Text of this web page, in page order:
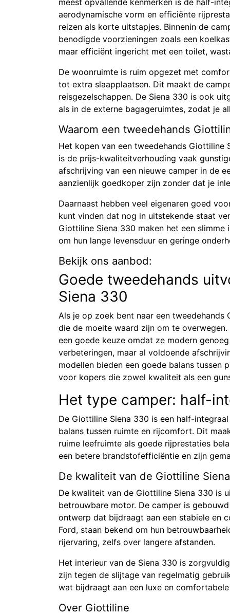
meest opvallende kenmerken is de half-
aerodynamische vorm en efficiënte
reizen als korte uitstapjes. Binnenin de
benodigde voorzieningen zoals een
maar efficiënt ingericht met een toilet,
De woonruimte is ruim opgezet met
tot extra slaapplaatsen. Dit maakt de
reisgezelschappen. De Siena 330 is ook
als in de externe bagageruimtes, zodat je
Waarom een tweedehands
Het kopen van een tweedehands Giottiline
is de prijs-kwaliteitverhouding vaak
afschrijving van een nieuwe camper in de
aanzienlijk goedkoper zijn zonder dat je
Daarnaast hebben veel eigenaren goed
kunt vinden dat nog in uitstekende staat
Giottiline Siena 330 maken het een
om hun lange levensduur en geringe
Bekijk ons aanbod:
Goede tweedehands
Siena 330
Als je op zoek bent naar een
die de moeite waard zijn om te
een goede keuze omdat ze modern
verbeteringen, maar al voldoende
modellen bieden een goede balans
voor kopers die zowel kwaliteit als een
Het type camper: half-
De Giottiline Siena 330 is een half-
balans tussen ruimte en rijcomfort. Dit
ruime leefruimte als goede rijprestaties
een betere brandstofefficiëntie en zijn
De kwaliteit van de Giottiline
De kwaliteit van de Giottiline Siena 330 is
betrouwbare motor. De camper is
ontwerp dat bijdraagt aan een stabiele en
Ford, staan bekend om hun
rijervaring, zelfs over langere afstanden.
Het interieur van de Siena 330 is
zijn tegen de slijtage van regelmatig
wat bijdraagt aan een luxe en
Over Giottiline